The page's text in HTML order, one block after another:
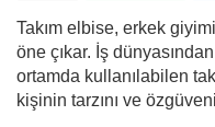
Takım elbise, erkek
öne çıkar. İş
ortamda kullanılabilen
kişinin tarzını ve